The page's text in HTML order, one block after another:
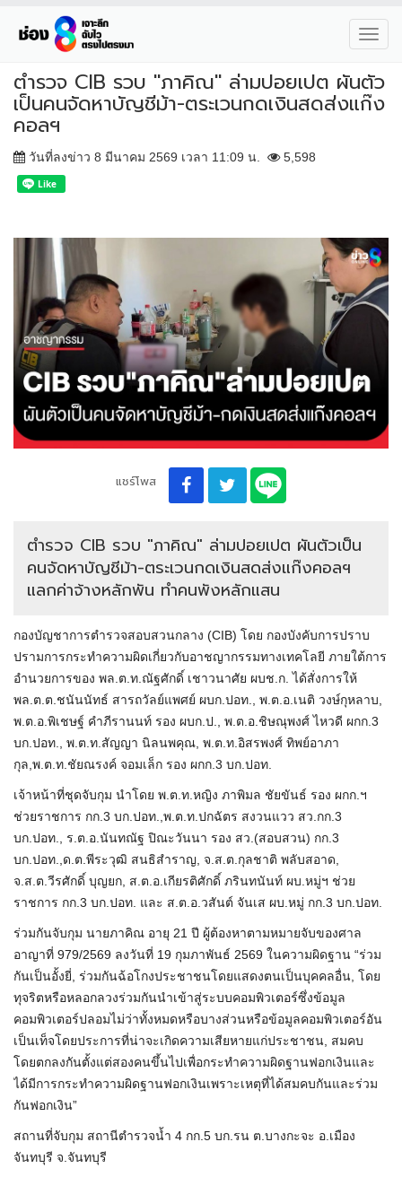
ตำรวจ CIB รวบ "ภาคิณ" ล่ามปอยเปต ผันตัว
เป็นคนจัดหาบัญชีม้า-ตระเวนกดเงินสดส่งแก๊ง
คอลฯ
วันที่ลงข่าว 8 มีนาคม 2569 เวลา 11:09 น. 5,598
แชร์โพส
ตำรวจ CIB รวบ "ภาคิณ" ล่ามปอยเปต ผันตัวเป็น
คนจัดหาบัญชีม้า-ตระเวนกดเงินสดส่งแก๊งคอลฯ
แลกค่าจ้างหลักพัน ทำคนพังหลักแสน
กองบัญชาการตำรวจสอบสวนกลาง (CIB) โดย กองบังคับการปราบ
ปรามการกระทำความผิดเกี่ยวกับอาชญากรรมทางเทคโลยี ภายใต้การ
อำนวยการของ พล.ต.ท.ณัฐศักดิ์ เชาวนาศัย ผบช.ก. ได้สั่งการให้
พล.ต.ต.ชนันนัทธ์ สารถวัลย์แพศย์ ผบก.ปอท., พ.ต.อ.เนติ วงษ์กุหลาบ,
พ.ต.อ.พิเชษฐ์ คำภีรานนท์ รอง ผบก.ป., พ.ต.อ.ชิษณุพงศ์ ไหวดี ผกก.3
บก.ปอท., พ.ต.ท.สัญญา นิลนพคุณ, พ.ต.ท.อิสรพงศ์ ทิพย์อาภา
กุล,พ.ต.ท.ชัยณรงค์ จอมเล็ก รอง ผกก.3 บก.ปอท.
เจ้าหน้าที่ชุดจับกุม นำโดย พ.ต.ท.หญิง ภาพิมล ชัยขันธ์ รอง ผกก.ฯ
ช่วยราชการ กก.3 บก.ปอท.,พ.ต.ท.ปกฉัตร สงวนแวว สว.กก.3
บก.ปอท., ร.ต.อ.นันทณัฐ ปิณะวันนา รอง สว.(สอบสวน) กก.3
บก.ปอท.,ด.ต.พีระวุฒิ สนธิสำราญ, จ.ส.ต.กุลชาติ พลับสอาด,
จ.ส.ต.วีรศักดิ์ บุญยก, ส.ต.อ.เกียรติศักดิ์ ภรินทนันท์ ผบ.หมู่ฯ ช่วย
ราชการ กก.3 บก.ปอท. และ ส.ต.อ.วสันต์ จันเส ผบ.หมู่ กก.3 บก.ปอท.
ร่วมกันจับกุม นายภาคิณ อายุ 21 ปี ผู้ต้องหาตามหมายจับของศาล
อาญาที่ 979/2569 ลงวันที่ 19 กุมภาพันธ์ 2569 ในความผิดฐาน “ร่วม
กันเป็นอั้งยี่, ร่วมกันฉ้อโกงประชาชนโดยแสดงตนเป็นบุคคลอื่น, โดย
ทุจริตหรือหลอกลวงร่วมกันนำเข้าสู่ระบบคอมพิวเตอร์ซึ่งข้อมูล
คอมพิวเตอร์ปลอมไม่ว่าทั้งหมดหรือบางส่วนหรือข้อมูลคอมพิวเตอร์อัน
เป็นเท็จโดยประการที่น่าจะเกิดความเสียหายแก่ประชาชน, สมคบ
โดยตกลงกันตั้งแต่สองคนขึ้นไปเพื่อกระทำความผิดฐานฟอกเงินและ
ได้มีการกระทำความผิดฐานฟอกเงินเพราะเหตุที่ได้สมคบกันและร่วม
กันฟอกเงิน”
สถานที่จับกุม สถานีตำรวจน้ำ 4 กก.5 บก.รน ต.บางกะจะ อ.เมือง
จันทบุรี จ.จันทบุรี